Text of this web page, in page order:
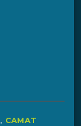
, CAMAT